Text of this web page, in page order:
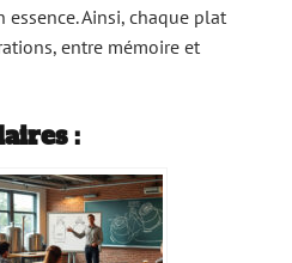
essence. Ainsi, chaque plat
entre mémoire et
: